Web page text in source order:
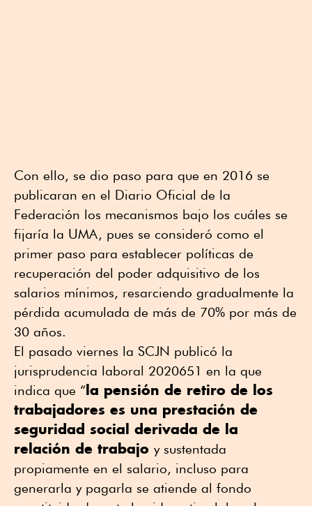
Con ello, se dio paso para que en 2016 se
publicaran en el Diario Oficial de la
Federación los mecanismos bajo los cuáles se
fijaría la UMA, pues se consideró como el
primer paso para establecer políticas de
recuperación del poder adquisitivo de los
salarios mínimos, resarciendo gradualmente la
pérdida acumulada de más de 70% por más de
30 años.
El pasado viernes la SCJN publicó la
jurisprudencia laboral 2020651 en la que
indica que “la pensión de retiro de los
trabajadores es una prestación de
seguridad social derivada de la
relación de trabajo y sustentada
propiamente en el salario, incluso para
generarla y pagarla se atiende al fondo